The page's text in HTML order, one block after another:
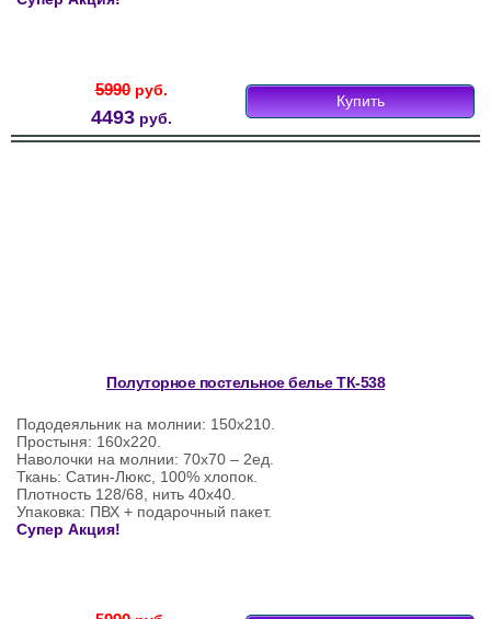
5990руб.
4493руб.
Купить
Полуторное постельное белье ТК-538
Пододеяльник на молнии: 150х210.
Простыня: 160х220.
Наволочки на молнии: 70х70 – 2ед.
Ткань: Сатин-Люкс, 100% хлопок.
Плотность 128/68, нить 40х40.
Упаковка: ПВХ + подарочный пакет.
Супер Акция!